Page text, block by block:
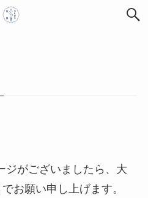
ジがございましたら、大
お願い申し上げます。